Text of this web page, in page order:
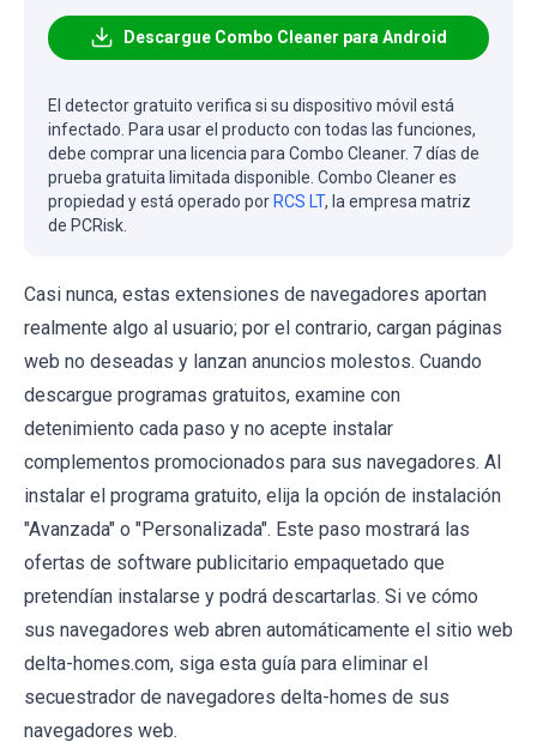
Descargue Combo Cleaner para Android
El detector gratuito verifica si su dispositivo móvil está
infectado. Para usar el producto con todas las funciones,
debe comprar una licencia para Combo Cleaner. 7 días de
prueba gratuita limitada disponible. Combo Cleaner es
propiedad y está operado porRCS LT, la empresa matriz
de PCRisk.
Casi nunca, estas extensiones de navegadores aportan
realmente algo al usuario; por el contrario, cargan páginas
web no deseadas y lanzan anuncios molestos. Cuando
descargue programas gratuitos, examine con
detenimiento cada paso y no acepte instalar
complementos promocionados para sus navegadores. Al
instalar el programa gratuito, elija la opción de instalación
"Avanzada" o "Personalizada". Este paso mostrará las
ofertas de software publicitario empaquetado que
pretendían instalarse y podrá descartarlas. Si ve cómo
sus navegadores web abren automáticamente el sitio web
delta-homes.com, siga esta guía para eliminar el
secuestrador de navegadores delta-homes de sus
navegadores web.